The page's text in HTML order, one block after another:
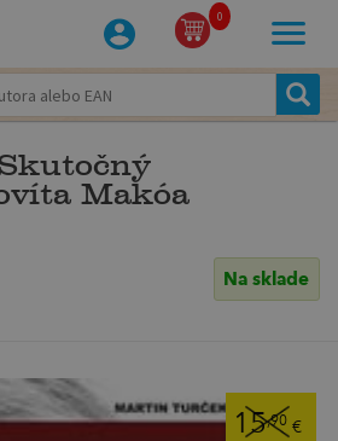
0
Makóa
Na sklade
15,90 €